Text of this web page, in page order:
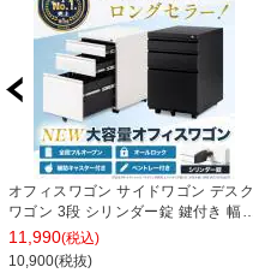
オフィスワゴン サイドワゴン デスク
ワゴン 3段 シリンダー錠 鍵付き 幅
390×奥行510×高さ600mm【ホワイ
ト・ブラック】
11,990(税込)
10,900(税抜)